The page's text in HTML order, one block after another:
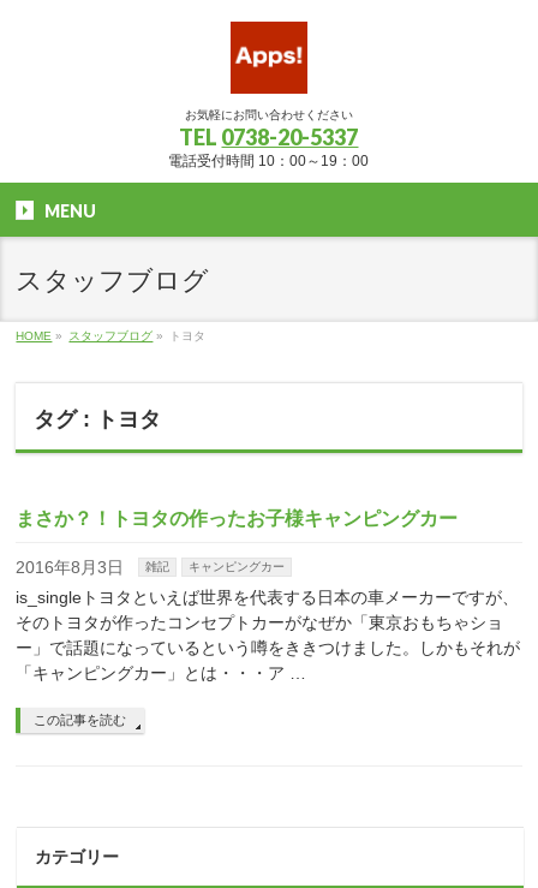
お気軽にお問い合わせください
TEL 0738-20-5337
電話受付時間 10：00～19：00
MENU
スタッフブログ
HOME » スタッフブログ » トヨタ
タグ : トヨタ
まさか？！トヨタの作ったお子様キャンピングカー
2016年8月3日 雑記 キャンピングカー
is_singleトヨタといえば世界を代表する日本の車メーカーですが、
そのトヨタが作ったコンセプトカーがなぜか「東京おもちゃショ
ー」で話題になっているという噂をききつけました。しかもそれが
「キャンピングカー」とは・・・ア …
この記事を読む
カテゴリー